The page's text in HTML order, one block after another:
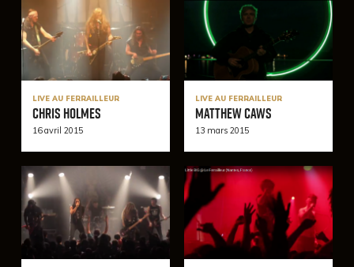
LIVE AU FERRAILLEUR
Chris Holmes
16 avril 2015
LIVE AU FERRAILLEUR
Matthew Caws
13 mars 2015